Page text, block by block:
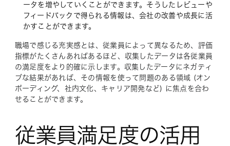
ータを増やしていくことができます。そうしたレビューや
フィードバックで得られる情報は、会社の改善や成長に活
かすことができます。
職場で感じる充実感とは、従業員によって異なるため、評価
指標がたくさんあればあるほど、収集したデータは各従業員
の満足度をより的確に示します。収集したデータにネガティ
ブな結果があれば、その情報を使って問題のある領域 (オン
ボーディング、社内文化、キャリア開発など) に焦点を合わ
せることができます。
従業員満足度の活用